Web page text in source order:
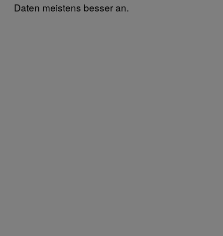
Daten meistens besser an.